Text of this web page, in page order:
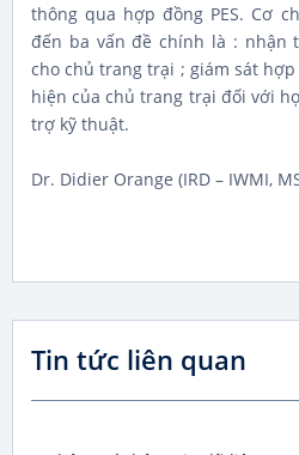
thông qua hợp đồng PES. Cơ
đến ba vấn đề chính là : nhận
cho chủ trang trại ; giám sát
hiện của chủ trang trại đối với
trợ kỹ thuật.
Dr. Didier Orange (IRD – IWMI,
Tin tức liên quan